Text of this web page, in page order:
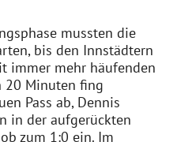
mussten die
bis den Innstädtern
immer mehr häufenden
20 Minuten fing
Pass ab, Dennis
in der aufgerückten
zum 1:0 ein. Im